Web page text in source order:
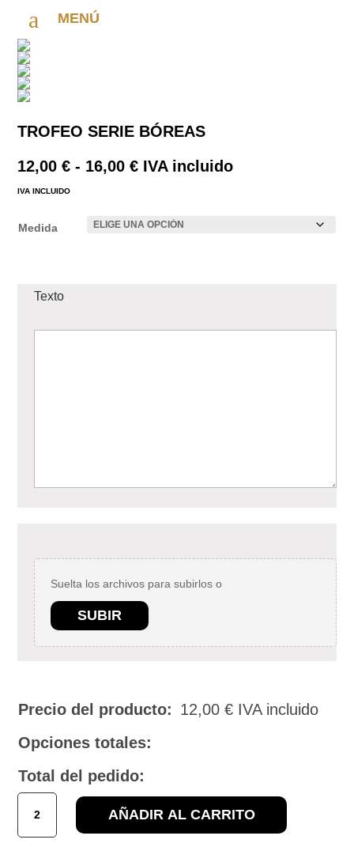
a MENÚ
TROFEO SERIE BÓREAS
12,00€ - 16,00€Rango
desde
IVA incluido
IVA INCLUIDO
Medida
Texto
Suelta los archivos para subirlos o
SUBIR
Precio del producto: 12,00€ IVA incluido
Opciones totales:
Total del pedido:
SERIE
BÓREAS
AÑADIR AL CARRITO